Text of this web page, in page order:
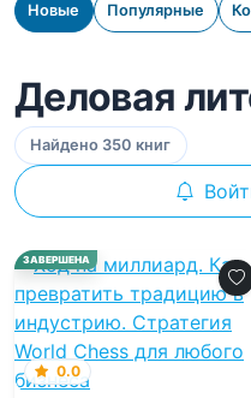
Новые Популярные
Деловая
Найдено 350 книг
ЗАВЕРШЕНА
0.0